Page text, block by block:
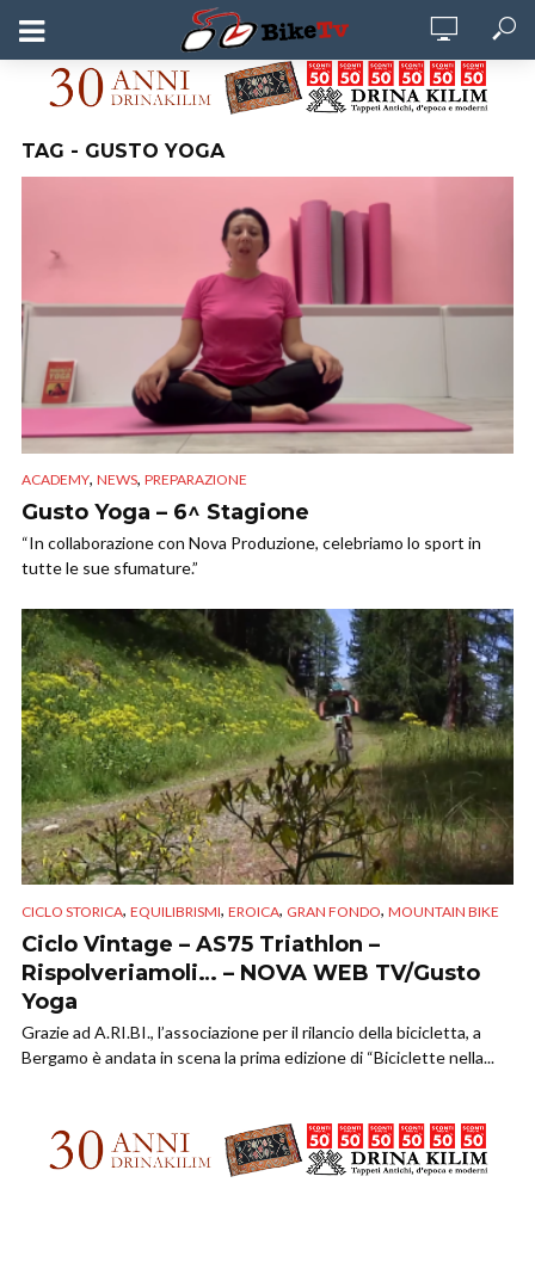
TAG - GUSTO YOGA
ACADEMY, NEWS, PREPARAZIONE
Gusto Yoga – 6^ Stagione
“In collaborazione con Nova Produzione, celebriamo lo sport in
tutte le sue sfumature.”
CICLO STORICA, EQUILIBRISMI, EROICA, GRAN FONDO, MOUNTAIN BIKE
Ciclo Vintage – AS75 Triathlon –
Rispolveriamoli… – NOVA WEB TV/Gusto
Yoga
Grazie ad A.RI.BI., l’associazione per il rilancio della bicicletta, a
Bergamo è andata in scena la prima edizione di “Biciclette nella...